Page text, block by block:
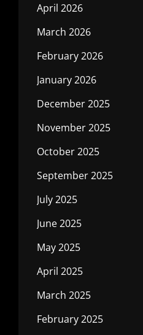
April 2026
March 2026
February 2026
January 2026
December 2025
November 2025
October 2025
September 2025
July 2025
June 2025
May 2025
April 2025
March 2025
February 2025